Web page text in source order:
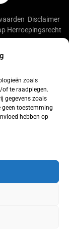
zoals
te raadplegen.
gegevens zoals
geen toestemming
hebben op
Disclaimer
Herroepingsrecht
WebwinkelKeur